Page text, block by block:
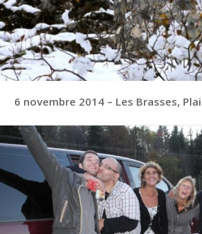
6 novembre 2014 – Les Brasses,